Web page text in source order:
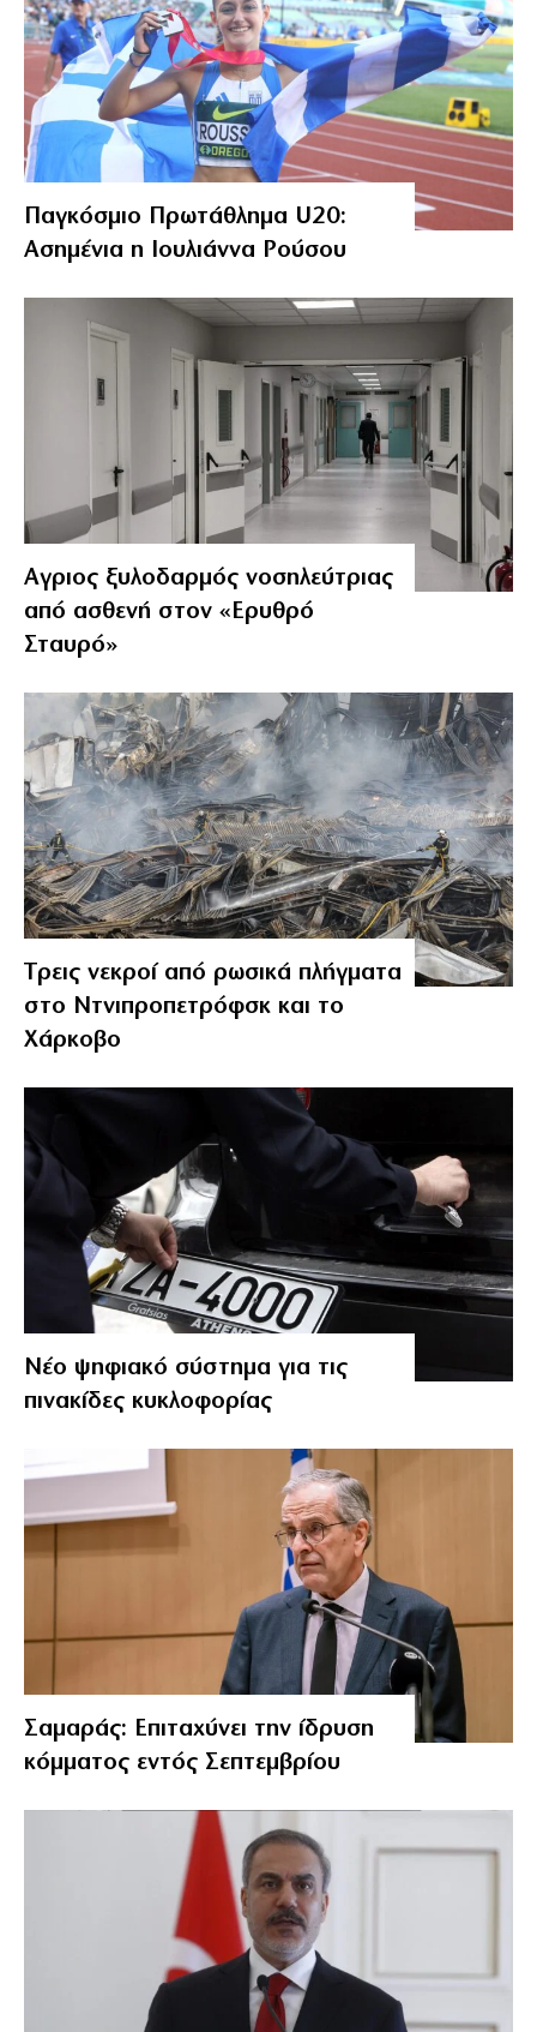
Παγκόσμιο Πρωτάθλημα U20:
Ασημένια η Ιουλιάννα Ρούσου
Αγριος ξυλοδαρμός νοσηλεύτριας
από ασθενή στον «Ερυθρό
Σταυρό»
Tρεις νεκροί από ρωσικά πλήγματα
στο Ντνιπροπετρόφσκ και το
Χάρκοβο
Νέο ψηφιακό σύστημα για τις
πινακίδες κυκλοφορίας
Σαμαράς: Επιταχύνει την ίδρυση
κόμματος εντός Σεπτεμβρίου